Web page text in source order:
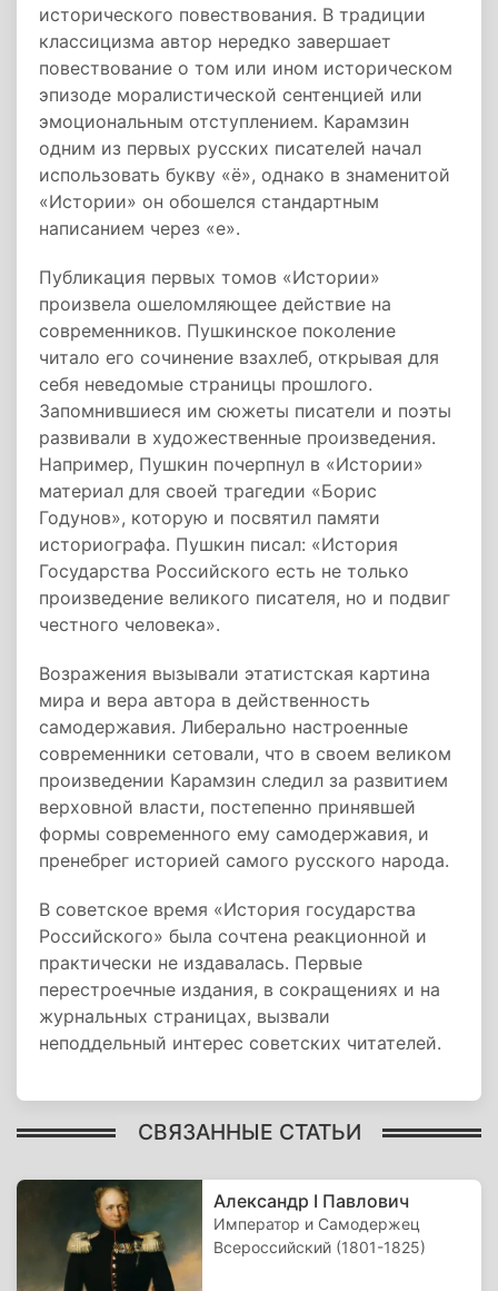
исторического повествования. В традиции
классицизма автор нередко завершает
повествование о том или ином историческом
эпизоде моралистической сентенцией или
эмоциональным отступлением. Карамзин
одним из первых русских писателей начал
использовать букву «ё», однако в знаменитой
«Истории» он обошелся стандартным
написанием через «е».
Публикация первых томов «Истории»
произвела ошеломляющее действие на
современников. Пушкинское поколение
читало его сочинение взахлеб, открывая для
себя неведомые страницы прошлого.
Запомнившиеся им сюжеты писатели и поэты
развивали в художественные произведения.
Например, Пушкин почерпнул в «Истории»
материал для своей трагедии «Борис
Годунов», которую и посвятил памяти
историографа. Пушкин писал: «История
Государства Российского есть не только
произведение великого писателя, но и подвиг
честного человека».
Возражения вызывали этатистская картина
мира и вера автора в действенность
самодержавия. Либерально настроенные
современники сетовали, что в своем великом
произведении Карамзин следил за развитием
верховной власти, постепенно принявшей
формы современного ему самодержавия, и
пренебрег историей самого русского народа.
В советское время «История государства
Российского» была сочтена реакционной и
практически не издавалась. Первые
перестроечные издания, в сокращениях и на
журнальных страницах, вызвали
неподдельный интерес советских читателей.
СВЯЗАННЫЕ СТАТЬИ
Александр I Павлович
Император и Самодержец
Всероссийский (1801-1825)